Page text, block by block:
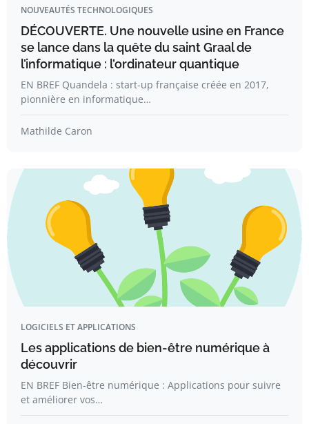
NOUVEAUTÉS TECHNOLOGIQUES
DÉCOUVERTE. Une nouvelle usine en France
se lance dans la quête du saint Graal de
l’informatique : l’ordinateur quantique
EN BREF Quandela : start-up française créée en 2017,
pionnière en informatique…
Mathilde Caron
LOGICIELS ET APPLICATIONS
Les applications de bien-être numérique à
découvrir
EN BREF Bien-être numérique : Applications pour suivre
et améliorer vos…